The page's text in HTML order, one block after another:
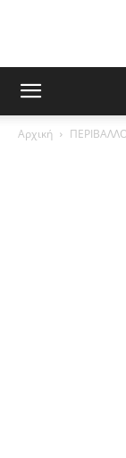
Αρχική